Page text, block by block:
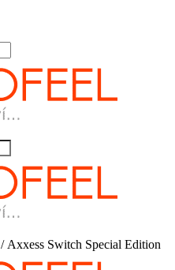
/ Axxess Switch Special Edition